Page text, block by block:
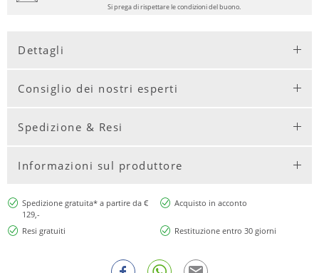
Si prega di rispettare le condizioni del buono.
Dettagli
Consiglio dei nostri esperti
Spedizione & Resi
Informazioni sul produttore
Spedizione gratuita* a partire da €
129,-
Acquisto in acconto
Resi gratuiti Restituzione entro 30 giorni